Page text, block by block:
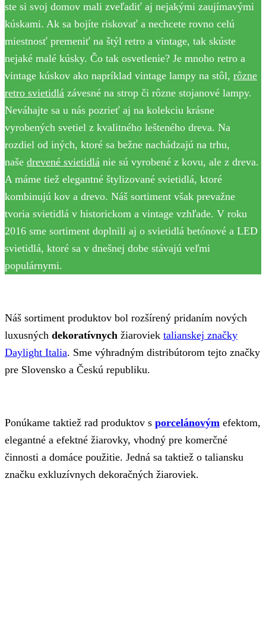
ste si svoj domov mali zveľadiť aj nejakými zaujímavými
kúskami. Ak sa bojíte riskovať a nechcete rovno celú
miestnosť premeniť na štýl retro a vintage, tak skúste
nejaké malé kúsky. Čo tak osvetlenie? Je mnoho retro a
vintage kúskov ako napríklad vintage lampy na stôl, rôzne
retro svietidlá závesné na strop či rôzne stojanové lampy.
Neváhajte sa u nás pozrieť aj na kolekciu krásne
vyrobených svetiel z kvalitného lešteného dreva. Na
rozdiel od iných, ktoré sa bežne nachádzajú na trhu,
naše drevené svietidlá nie sú vyrobené z kovu, ale z dreva.
A máme tiež elegantné štylizované svietidlá, ktoré
kombinujú kov a drevo. Náš sortiment však prevažne
tvoria svietidlá v historickom a vintage vzhľade. V roku
2016 sme sortiment doplnili aj o svietidlá betónové a LED
svietidlá, ktoré sa v dnešnej dobe stávajú veľmi
populárnymi.
Náš sortiment produktov bol rozšírený pridaním nových
luxusných dekoratívnych žiaroviek talianskej značky
Daylight Italia. Sme výhradným distribútorom tejto značky
pre Slovensko a Českú republiku.
Ponúkame taktiež rad produktov s porcelánovým efektom,
elegantné a efektné žiarovky, vhodný pre komerčné
činnosti a domáce použitie. Jedná sa taktiež o taliansku
značku exkluzívnych dekoračných žiaroviek.